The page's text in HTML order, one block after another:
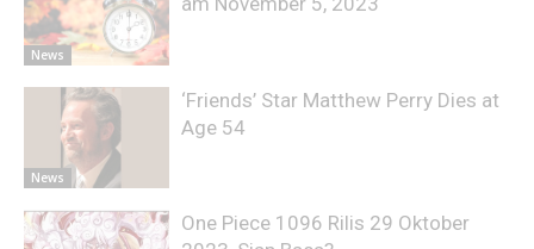
News
News
‘Friends’ Star Matthew Perry Dies at
Age 54
One Piece 1096 Rilis 29 Oktober